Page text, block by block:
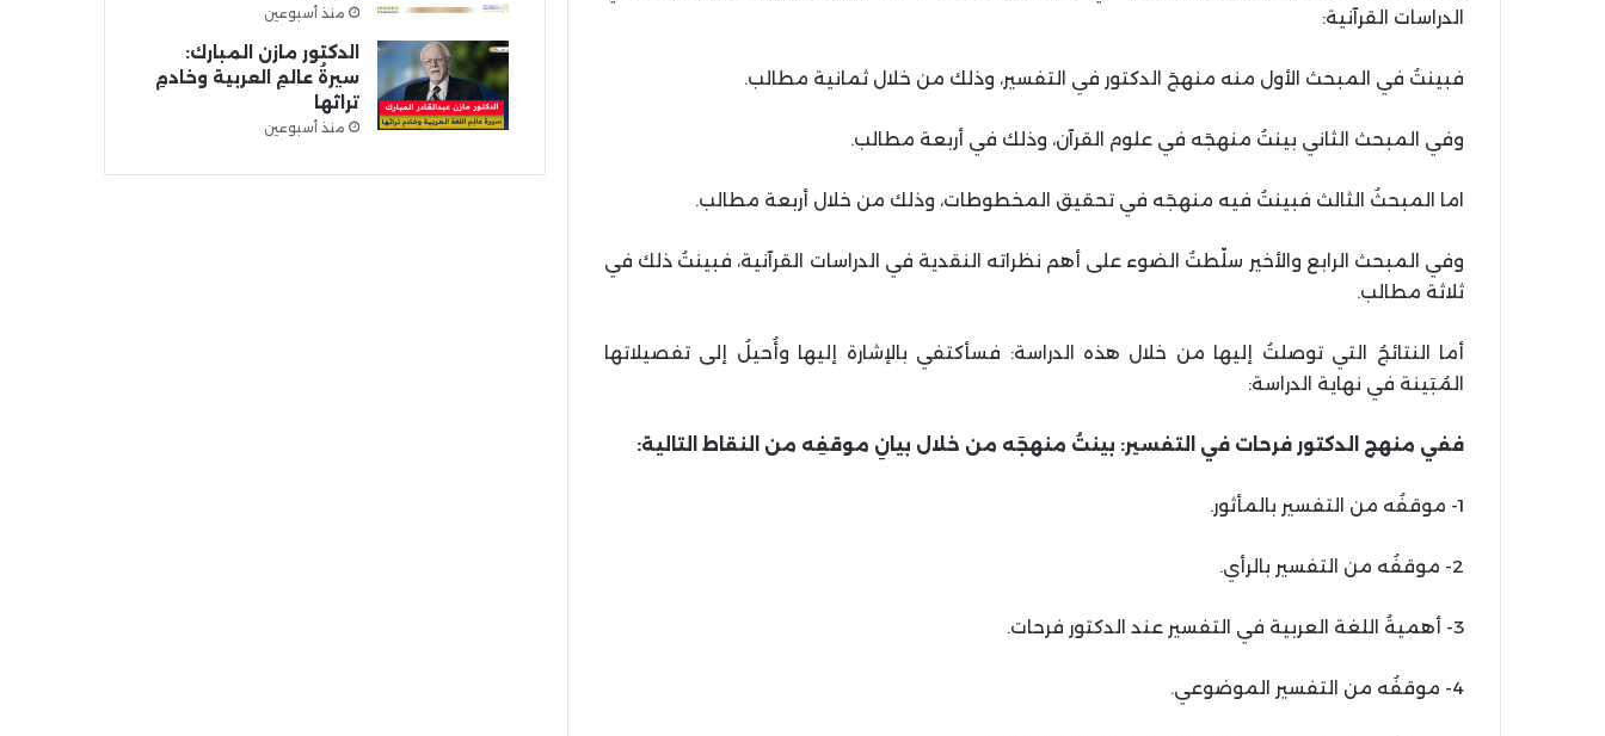
الدراسات القرآنية:
فبينتُ في المبحث الأول منه منهجَ الدكتور في التفسير، وذلك من خلال ثمانية مطالب.
وفي المبحث الثاني بينتُ منهجَه في علوم القرآن، وذلك في أربعة مطالب.
اما المبحثُ الثالث فبينتُ فيه منهجَه في تحقيق المخطوطات، وذلك من خلال أربعة مطالب.
وفي المبحث الرابع والأخير سلّطتُ الضوء على أهم نظراته النقدية في الدراسات القرآنية، فبينتُ ذلك في
ثلاثة مطالب.
أما النتائجُ التي توصلتُ إليها من خلال هذه الدراسة: فسأكتفي بالإشارة إليها وأُحيلُ إلى تفصيلاتها
المُبَينة في نهاية الدراسة:
ففي منهج الدكتور فرحات في التفسير: بينتُ منهجَه من خلال بيانِ موقفِه من النقاط التالية:
1- موقفُه من التفسير بالمأثور.
2- موقفُه من التفسير بالرأي.
3- أهميةُ اللغة العربية في التفسير عند الدكتور فرحات.
4- موقفُه من التفسير الموضوعي.
منذ أسبوعين
الدكتور مازن المبارك:
سيرةُ عالمِ العربية وخادمِ
تراثها
منذ أسبوعين